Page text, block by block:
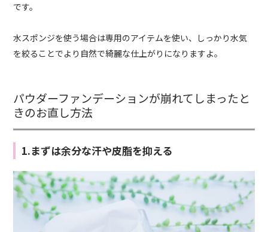
です。
水スポンジを使う場合は専用のアイテムを使い、しっかり水気
を絞ることでより自然で綺麗な仕上がりになりますよ。
パウダーファンデーションが崩れてしまったと
きのお直し方法
1.まずは余分な汗や皮脂を抑える